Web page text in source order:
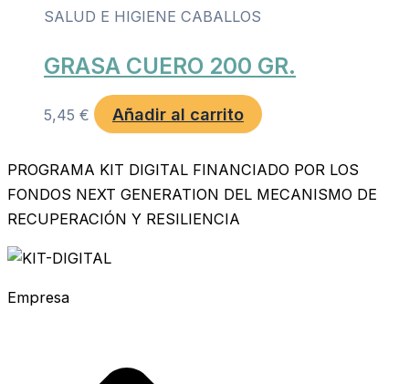
SALUD E HIGIENE CABALLOS
GRASA CUERO 200 GR.
5,45 € Añadir al carrito
PROGRAMA KIT DIGITAL FINANCIADO POR LOS
FONDOS NEXT GENERATION DEL MECANISMO DE
RECUPERACIÓN Y RESILIENCIA
Empresa